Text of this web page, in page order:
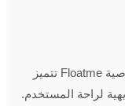
تتميز Floatme بميزات أمان محسّنة وبروتوكولات خصوصية
لراحة المستخدم.